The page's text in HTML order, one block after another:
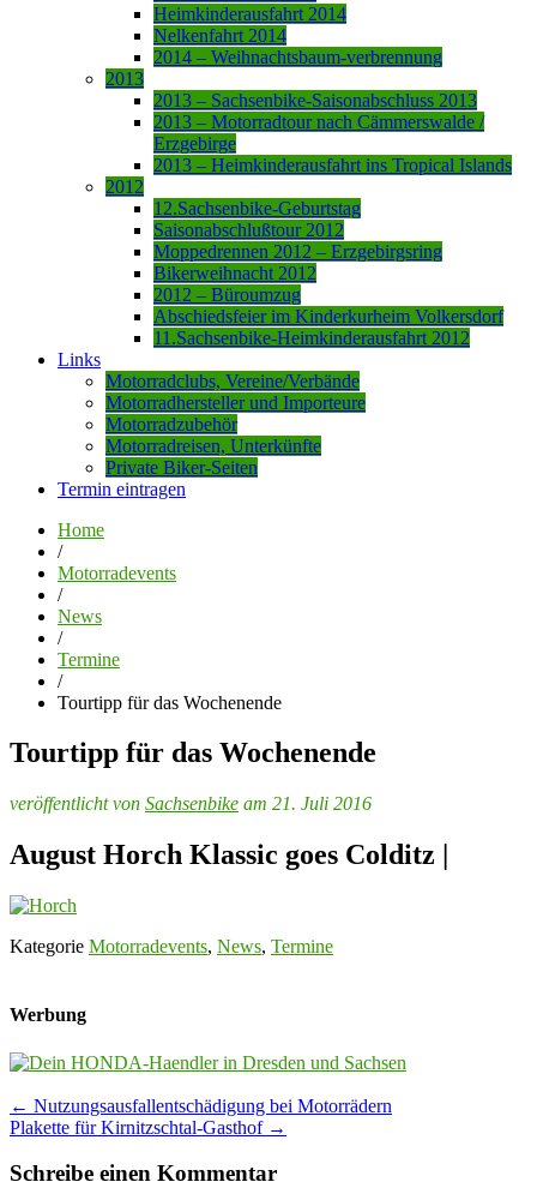
Heimkinderausfahrt 2014
Nelkenfahrt 2014
2014 – Weihnachtsbaum-verbrennung
2013
2013 – Sachsenbike-Saisonabschluss 2013
2013 – Motorradtour nach Cämmerswalde /
Erzgebirge
2013 – Heimkinderausfahrt ins Tropical Islands
2012
12.Sachsenbike-Geburtstag
Saisonabschlußtour 2012
Moppedrennen 2012 – Erzgebirgsring
Bikerweihnacht 2012
2012 – Büroumzug
Abschiedsfeier im Kinderkurheim Volkersdorf
11.Sachsenbike-Heimkinderausfahrt 2012
Links
Motorradclubs, Vereine/Verbände
Motorradhersteller und Importeure
Motorradzubehör
Motorradreisen, Unterkünfte
Private Biker-Seiten
Termin eintragen
Home
/
Motorradevents
/
News
/
Termine
/
Tourtipp für das Wochenende
Tourtipp für das Wochenende
veröffentlicht von Sachsenbike am 21. Juli 2016
August Horch Klassic goes Colditz |
Kategorie Motorradevents, News, Termine
Werbung
Post
navigation
← Nutzungsausfallentschädigung bei Motorrädern
Plakette für Kirnitzschtal-Gasthof →
Schreibe einen Kommentar